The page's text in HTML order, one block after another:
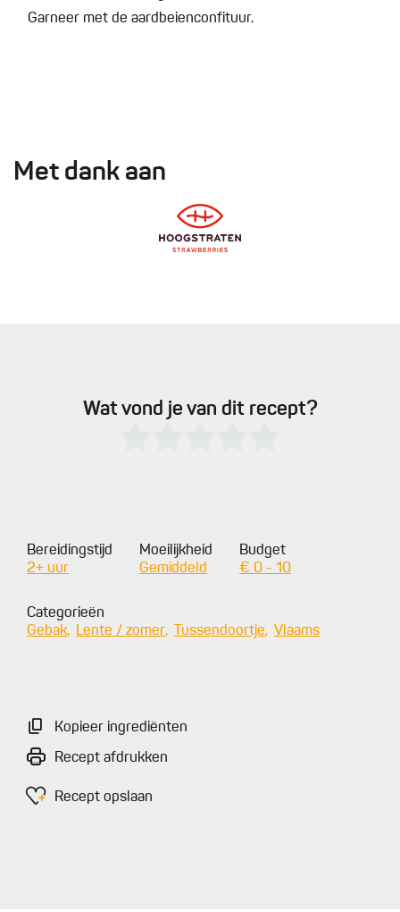
Garneer met de aardbeienconfituur.
Met dank aan
Wat vond je van dit recept?
Bereidingstijd
2+ uur
Moeilijkheid
Gemiddeld
Budget
€ 0 - 10
Categorieën
Gebak
Lente / zomer Tussendoortje Vlaams
Kopieer ingrediënten
Recept afdrukken
Recept opslaan